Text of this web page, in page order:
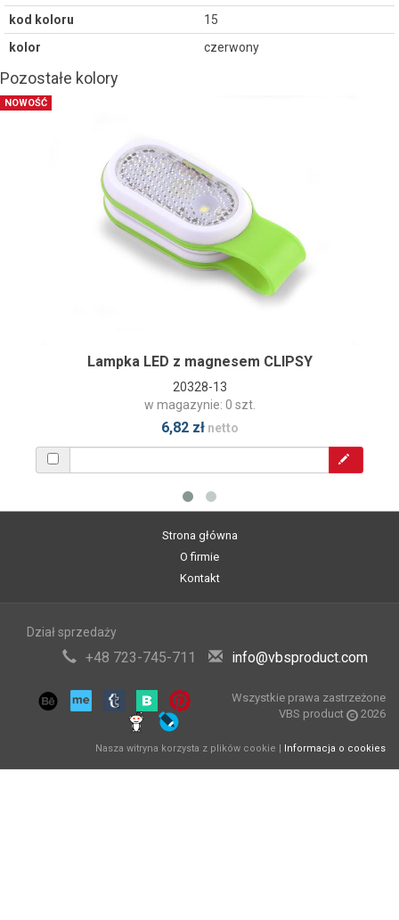
kod koloru
15
kolor
czerwony
Pozostałe kolory
NOWOŚĆ
Lampka LED z magnesem CLIPSY
20328-13
w magazynie: 0 szt.
6,82 złnetto
Strona główna
O firmie
Kontakt
Dział sprzedaży
+48 723-745-711 info@vbsproduct.com
Wszystkie prawa zastrzeżone
VBS product
2026
Nasza witryna korzysta z plików cookie | Informacja o cookies